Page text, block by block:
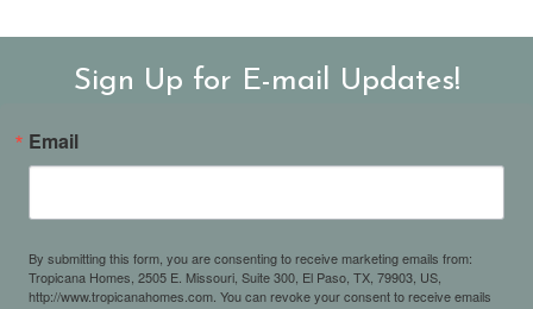
Sign Up for E-mail Updates!
Email
By submitting this form, you are consenting to receive marketing emails from:
Tropicana Homes, 2505 E. Missouri, Suite 300, El Paso, TX, 79903, US,
http://www.tropicanahomes.com. You can revoke your consent to receive emails